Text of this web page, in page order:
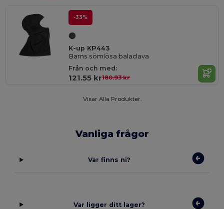
-33%
K-up KP443
Barns sömlösa balaclava
Från och med:
121.55 kr180.93 kr
Visar Alla Produkter.
Vanliga frågor
Var finns ni?
Var ligger ditt lager?